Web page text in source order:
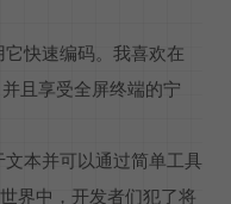
快速编码。我喜欢在
且享受全屏终端的宁
本并可以通过简单工具
界中，开发者们犯了将